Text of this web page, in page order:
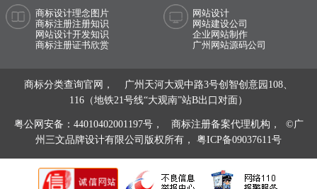
商标设计理念图片
商标注册注册知识
网站设计开发知识
商标注册证书欣赏
网站设计
网站建设公司
企业网站制作
广州网站源码公司
商标分类查询官网， 广州天河大观中路3号创智创意园108、
116（地铁21号线“大观南”站B出口对面）
粤公网安备：44010402001197号，
商标注册备案代理机构， ©广
州三文品牌设计有限公司版权所有， 粤ICP备09037611号